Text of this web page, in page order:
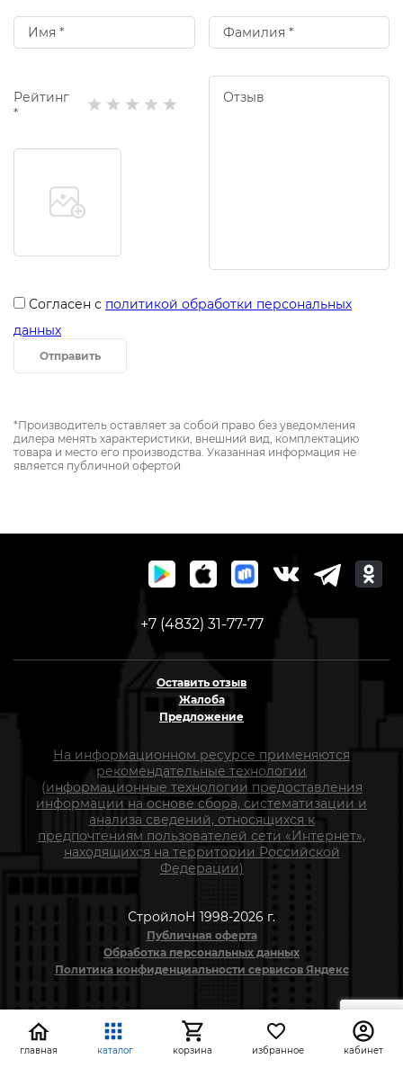
Рейтинг
*
Согласен с политикой обработки персональных
данных
Отправить
*Производитель оставляет за собой право без уведомления
дилера менять характеристики, внешний вид, комплектацию
товара и место его производства. Указанная информация не
является публичной офертой
+7 (4832) 31-77-77
Оставить отзыв
Жалоба
Предложение
На информационном ресурсе применяются
рекомендательные технологии
(информационные технологии предоставления
информации на основе сбора, систематизации и
анализа сведений, относящихся к
предпочтениям пользователей сети «Интернет»,
находящихся на территории Российской
Федерации)
СтройлоН 1998-2026 г.
Публичная оферта
Обработка персональных данных
Политика конфиденциальности сервисов Яндекс
главная каталог корзина избранное кабинет